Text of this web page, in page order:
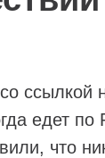
ссылкой
едет
что